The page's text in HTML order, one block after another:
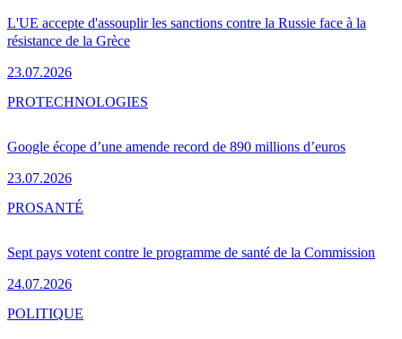
L'UE accepte d'assouplir les sanctions contre la Russie face à la
résistance de la Grèce
23.07.2026
Google écope d’une amende record de 890 millions d’euros
23.07.2026
PROTECHNOLOGIES
Sept pays votent contre le programme de santé de la Commission
24.07.2026
PROSANTÉ
POLITIQUE